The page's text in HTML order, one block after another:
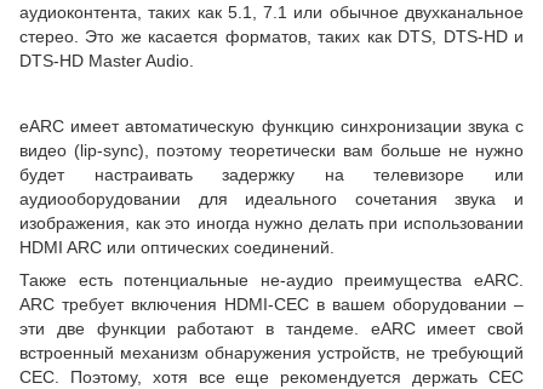
аудиоконтента, таких как 5.1, 7.1 или обычное двухканальное
стерео. Это же касается форматов, таких как DTS, DTS-HD и
DTS-HD Master Audio.
eARC имеет автоматическую функцию синхронизации звука с
видео (lip-sync), поэтому теоретически вам больше не нужно
будет настраивать задержку на телевизоре или
аудиооборудовании для идеального сочетания звука и
изображения, как это иногда нужно делать при использовании
HDMI ARC или оптических соединений.
Также есть потенциальные не-аудио преимущества eARC.
ARC требует включения HDMI-CEC в вашем оборудовании –
эти две функции работают в тандеме. eARC имеет свой
встроенный механизм обнаружения устройств, не требующий
CEC. Поэтому, хотя все еще рекомендуется держать CEC